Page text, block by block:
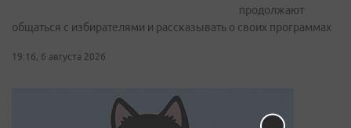
продолжают
общаться с избирателями и рассказывать о своих программах
19:16, 6 августа 2026